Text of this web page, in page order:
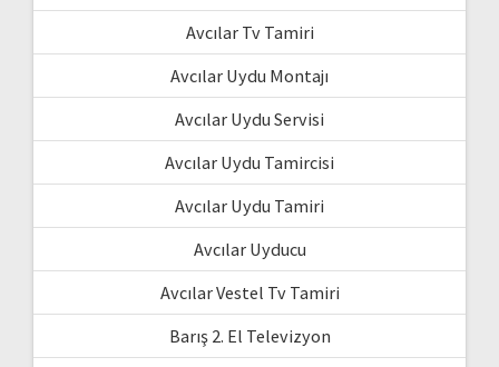
Avcılar Tv Tamiri
Avcılar Uydu Montajı
Avcılar Uydu Servisi
Avcılar Uydu Tamircisi
Avcılar Uydu Tamiri
Avcılar Uyducu
Avcılar Vestel Tv Tamiri
Barış 2. El Televizyon